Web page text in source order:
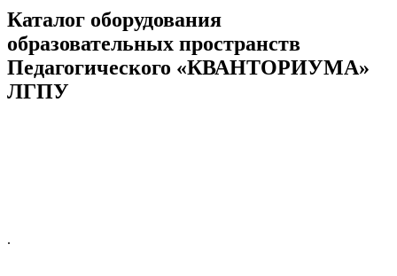
Каталог оборудования
образовательных пространств
Педагогического «КВАНТОРИУМА»
ЛГПУ
.